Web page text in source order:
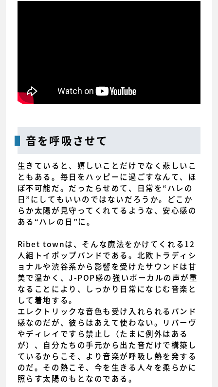
音を呼吸させて
生きていると、嬉しいことだけでなく悲しいこ
ともある。毎日をハッピーに過ごすなんて、ほ
ぼ不可能だ。だったらせめて、日常を“ハレの
日”にしてもいいのではないだろうか。どこか
らか太陽が見守ってくれてるような、安心感の
ある“ハレの日”に。
Ribet townは、そんな魔法をかけてくれる12
人組トイポップバンドである。北欧トラディシ
ョナルや渋谷系から影響を受けたサウンドは甘
美で温かく、J-POP感の強いボーカルの声が重
なることにより、しっかり日常になじむ音楽と
して着地する。
エレクトリックな音色も受け入れられるバンド
感なのだが、彼らはあえて使わない。リバーヴ
やディレイですら禁止し（たまに例外はある
が）、自分たちの手元から出た音だけで構築し
ているからこそ、より音楽が呼吸し熱を発する
のだ。その熱こそ、今を生きる人々を柔らかに
照らす太陽のもとなのである。